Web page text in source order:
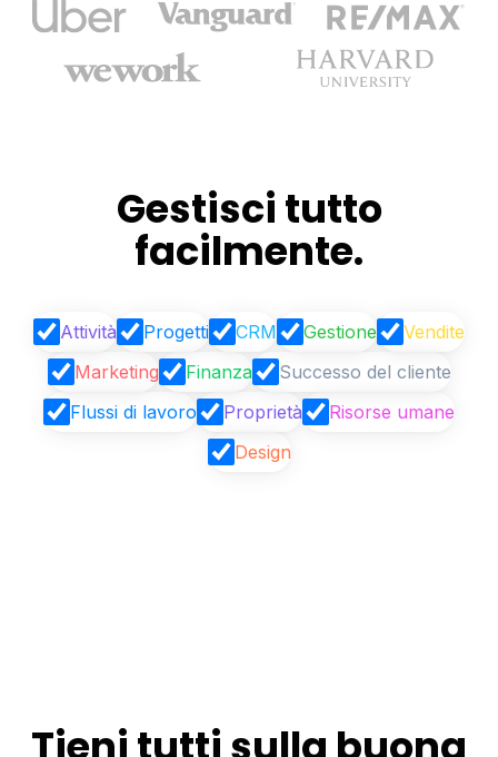
Gestisci tutto
facilmente.
Attività Progetti CRM Gestione
Vendite
Marketing
Finanza
Successo del cliente
Flussi di lavoro
Proprietà
Risorse umane
Design